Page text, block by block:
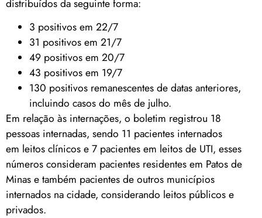
distribuídos da seguinte forma:
3 positivos em 22/7
31 positivos em 21/7
49 positivos em 20/7
43 positivos em 19/7
130 positivos remanescentes de datas anteriores,
incluindo casos do mês de julho.
Em relação às internações, o boletim registrou 18
pessoas internadas, sendo 11 pacientes internados
em leitos clínicos e 7 pacientes em leitos de UTI, esses
números consideram pacientes residentes em Patos de
Minas e também pacientes de outros municípios
internados na cidade, considerando leitos públicos e
privados.